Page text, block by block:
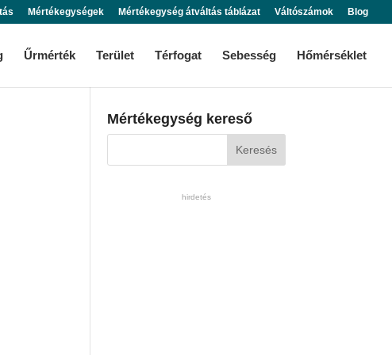
Mértékegységek Mértékegység átváltás táblázat Váltószámok Blog
Űrmérték Terület Térfogat Sebesség Hőmérséklet
Mértékegység kereső
hirdetés